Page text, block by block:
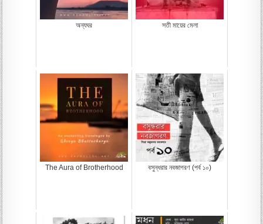
অন্যঘর সতী মায়ের মেলা
The Aura of Brotherhood বসুন্ধরার নবজাগরণ (পর্ব ১০)